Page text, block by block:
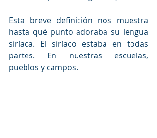
Esta breve definición nos muestra
hasta qué punto adoraba su lengua
siríaca. El siríaco estaba en todas
partes. En nuestras escuelas,
pueblos y campos.